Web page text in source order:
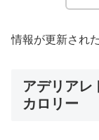
情報が更新され
アデリア
カロリー